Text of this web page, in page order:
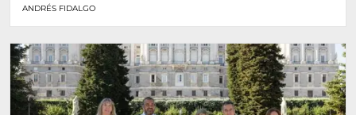
ANDRÉS FIDALGO